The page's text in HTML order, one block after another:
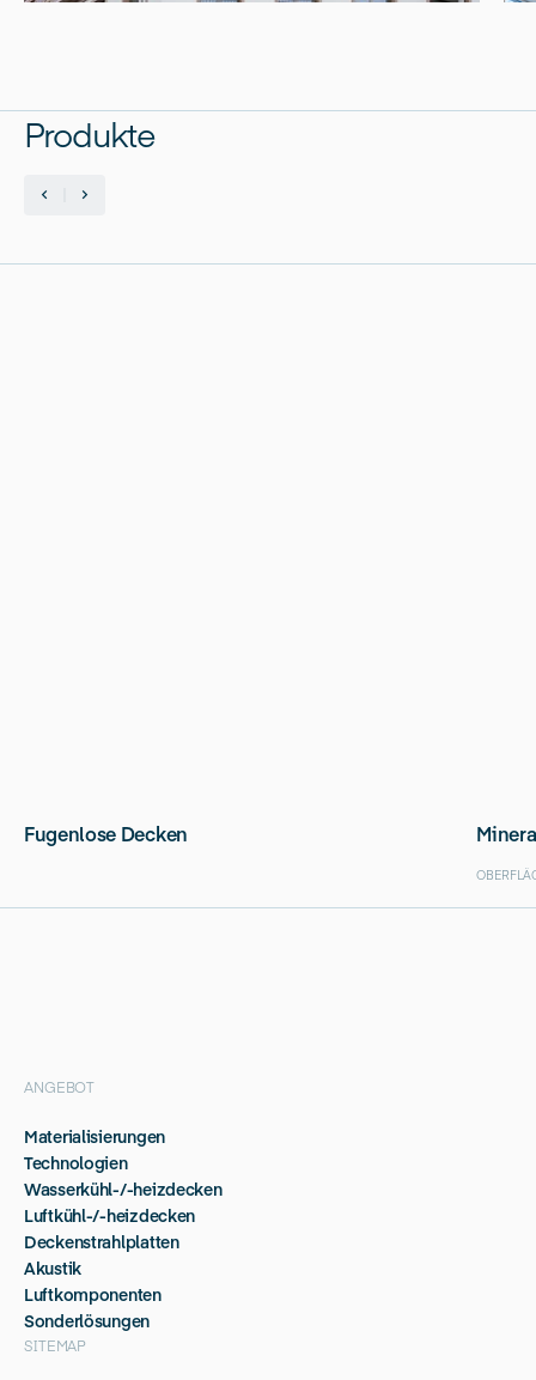
Produkte
Fugenlose Decken
ANGEBOT
Materialisierungen
Technologien
Wasserkühl-/-heizdecken
Luftkühl-/-heizdecken
Deckenstrahlplatten
Akustik
Luftkomponenten
Sonderlösungen
SITEMAP